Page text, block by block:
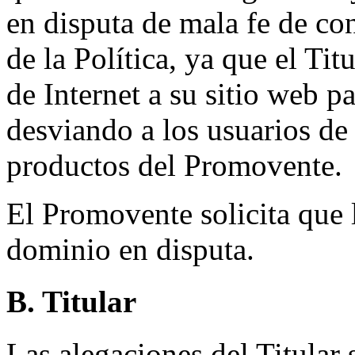
en disputa de mala fe de
de la Política, ya que el
de Internet a su sitio web
desviando a los usuarios
productos del Promovente.
El Promovente solicita que
dominio en disputa.
B. Titular